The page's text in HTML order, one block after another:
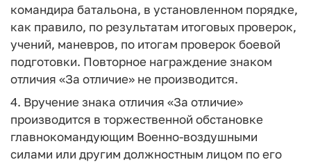
командира батальона, в установленном порядке,
как правило, по результатам итоговых проверок,
учений, маневров, по итогам проверок боевой
подготовки. Повторное награждение знаком
отличия «За отличие» не производится.
4. Вручение знака отличия «За отличие»
производится в торжественной обстановке
главнокомандующим Военно-воздушными
силами или другим должностным лицом по его